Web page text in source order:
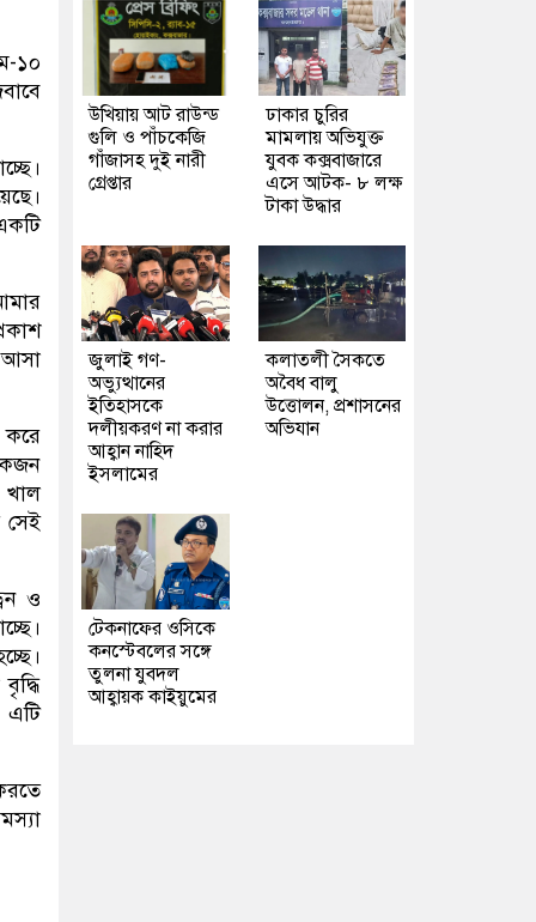
১০
আসা
করে
খাল
সেই
ও
এটি
উখিয়ায় আট রাউন্ড
গুলি ও পাঁচকেজি
গাঁজাসহ দুই নারী
গ্রেপ্তার
ঢাকার চুরির
মামলায় অভিযুক্ত
যুবক কক্সবাজারে
এসে আটক- ৮ লক্ষ
টাকা উদ্ধার
জুলাই গণ-
অভ্যুত্থানের
ইতিহাসকে
দলীয়করণ না করার
আহ্বান নাহিদ
ইসলামের
কলাতলী সৈকতে
অবৈধ বালু
উত্তোলন, প্রশাসনের
অভিযান
টেকনাফের ওসিকে
কনস্টেবলের সঙ্গে
তুলনা যুবদল
আহ্বায়ক কাইয়ুমের